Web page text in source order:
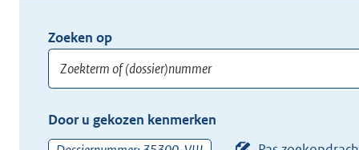
Opnieuw
zoeken:
Zoeken op
of
(dossier)nummer
hier
uw
Door u gekozen kenmerken